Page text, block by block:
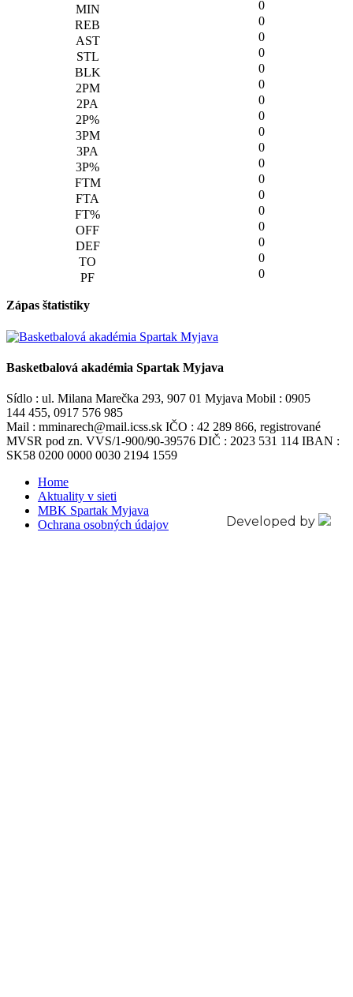
0
0
0
0
0
0
0
0
0
0
0
0
0
0
0
0
0
0
Zápas štatistiky
Basketbalová akadémia Spartak Myjava
Sídlo : ul. Milana Marečka 293, 907 01 Myjava Mobil : 0905
144 455, 0917 576 985
Mail : mminarech@mail.icss.sk IČO : 42 289 866, registrované
MVSR pod zn. VVS/1-900/90-39576 DIČ : 2023 531 114 IBAN :
SK58 0200 0000 0030 2194 1559
Home
Aktuality v sieti
MBK Spartak Myjava
Ochrana osobných údajov
Developed by